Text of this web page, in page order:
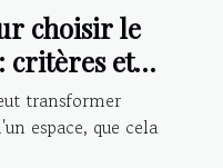
choisir le
critères et
transformer
espace, que cela